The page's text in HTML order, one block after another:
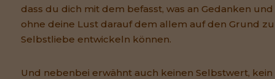
dass du dich mit dem befasst, was an Gedanken
ohne deine Lust darauf dem allem auf den Grund
Selbstliebe entwickeln können.
Und nebenbei erwähnt auch keinen Selbstwert,